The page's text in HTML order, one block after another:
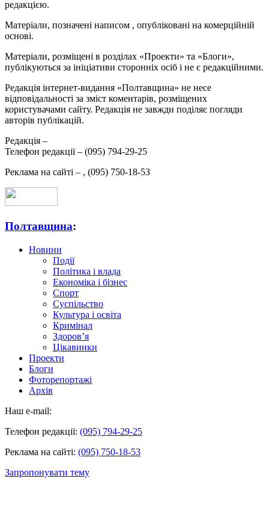
редакцією.
Матеріали, позначені написом , опубліковані на комерційній
основі.
Матеріали, розміщені в розділах «Проекти» та «Блоги»,
публікуються за ініціативи сторонніх осіб і не є редакційними.
Редакція інтернет-видання «Полтавщина» не несе
відповідальності за зміст коментарів, розміщених
користувачами сайту. Редакція не завжди поділяє погляди
авторів публікацій.
Редакція –
Телефон редакції – (095) 794-29-25
Реклама на сайті – , (095) 750-18-53
Полтавщина:
Новини
Події
Політика і влада
Економіка і бізнес
Спорт
Суспільство
Культура і освіта
Кримінал
Здоров’я
Цікавинки
Проекти
Блоги
Фоторепортажі
Архів
Наш e-mail:
Телефон редакції: (095) 794-29-25
Реклама на сайті: (095) 750-18-53
Запропонувати тему